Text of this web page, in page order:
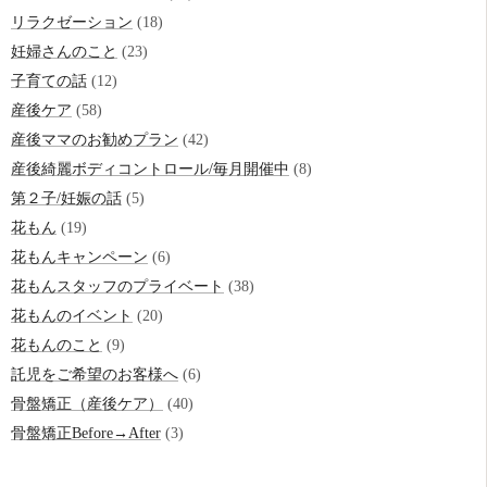
リラクゼーション (18)
妊婦さんのこと (23)
子育ての話 (12)
産後ケア (58)
産後ママのお勧めプラン (42)
産後綺麗ボディコントロール/毎月開催中 (8)
第２子/妊娠の話 (5)
花もん (19)
花もんキャンペーン (6)
花もんスタッフのプライベート (38)
花もんのイベント (20)
花もんのこと (9)
託児をご希望のお客様へ (6)
骨盤矯正（産後ケア）
(40)
骨盤矯正Before→After (3)